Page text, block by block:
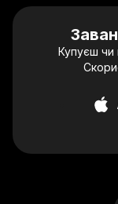
Купуєш чи